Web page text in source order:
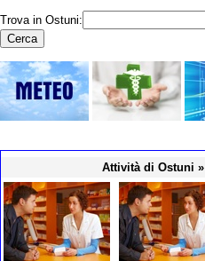
Trova in Ostuni:
Attività di Ostuni »